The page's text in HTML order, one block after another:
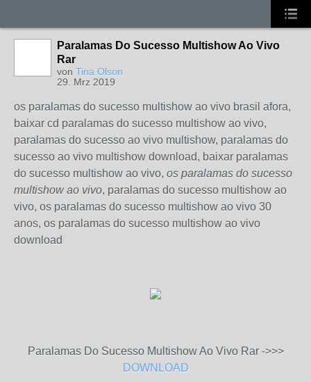
Paralamas Do Sucesso Multishow Ao Vivo
Rar
von Tina Olson
29. Mrz 2019
os paralamas do sucesso multishow ao vivo brasil afora,
baixar cd paralamas do sucesso multishow ao vivo,
paralamas do sucesso ao vivo multishow, paralamas do
sucesso ao vivo multishow download, baixar paralamas
do sucesso multishow ao vivo, os paralamas do sucesso
multishow ao vivo, paralamas do sucesso multishow ao
vivo, os paralamas do sucesso multishow ao vivo 30
anos, os paralamas do sucesso multishow ao vivo
download
Paralamas Do Sucesso Multishow Ao Vivo Rar ->>>
DOWNLOAD